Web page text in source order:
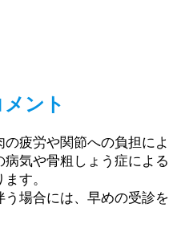
ント
疲労や関節への負担によ
気や骨粗しょう症による
す。
場合には、早めの受診を